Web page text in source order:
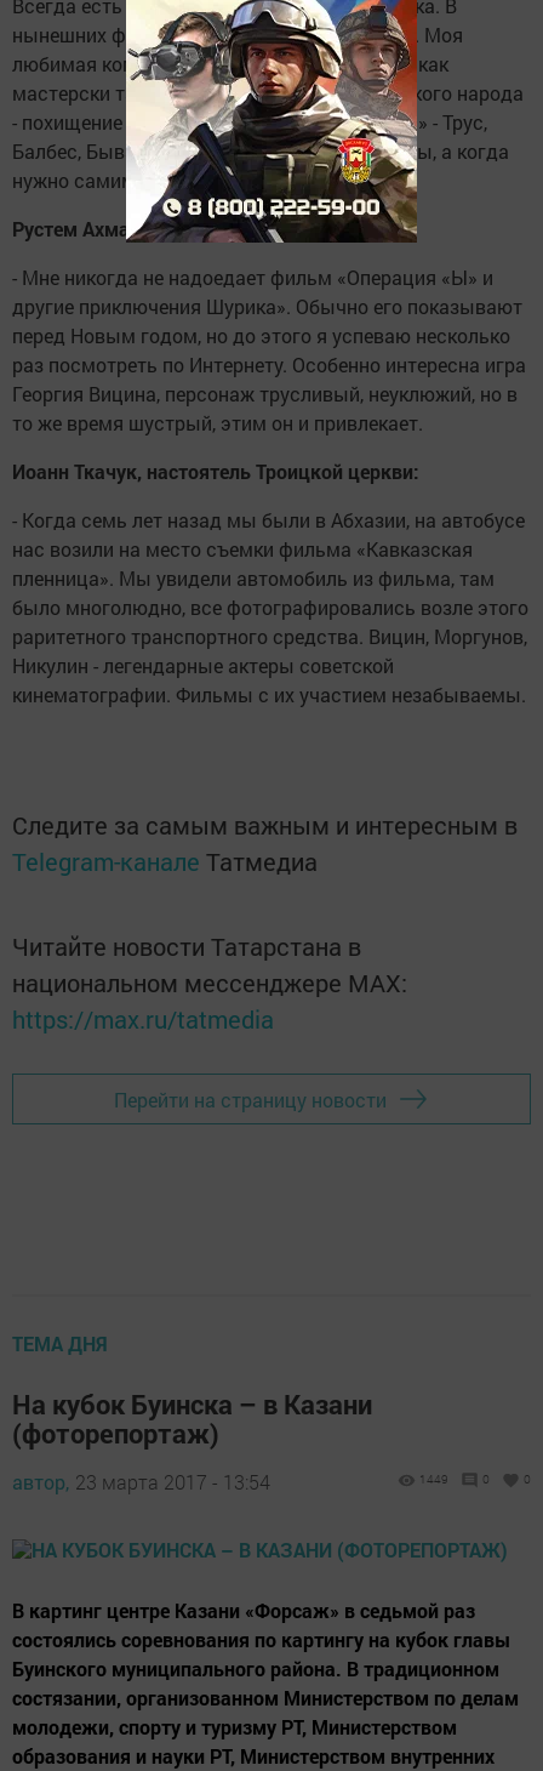
Всегда есть завязка, кульминация и развязка. В
нынешних фильмах такого практически нет. Моя
любимая комедия «Кавказская пленница» - как
мастерски там передана традиция кавказского народа
- похищение невесты. А знаменитая «тройка» - Трус,
Балбес, Бывалый - настолько, кажется, глупы, а когда
нужно самим, голова у них ох как работает.
Рустем Ахмадуллин, тележурналист:
- Мне никогда не надоедает фильм «Операция «Ы» и
другие приключения Шурика». Обычно его показывают
перед Новым годом, но до этого я успеваю несколько
раз посмотреть по Интернету. Особенно интересна игра
Георгия Вицина, персонаж трусливый, неуклюжий, но в
то же время шустрый, этим он и привлекает.
Иоанн Ткачук, настоятель Троицкой церкви:
- Когда семь лет назад мы были в Абхазии, на автобусе
нас возили на место съемки фильма «Кавказская
пленница». Мы увидели автомобиль из фильма, там
было многолюдно, все фотографировались возле этого
раритетного транспортного средства. Вицин, Моргунов,
Никулин - легендарные актеры советской
кинематографии. Фильмы с их участием незабываемы.
Следите за самым важным и интересным в
Telegram-канале Татмедиа
Читайте новости Татарстана в
национальном мессенджере MАХ:
https://max.ru/tatmedia
Перейти на страницу новости
ТЕМА ДНЯ
На кубок Буинска – в Казани
(фоторепортаж)
автор, 23 марта 2017 - 13:54 1449 0 0
В картинг центре Казани «Форсаж» в седьмой раз
состоялись соревнования по картингу на кубок главы
Буинского муниципального района. В традиционном
состязании, организованном Министерством по делам
молодежи, спорту и туризму РТ, Министерством
образования и науки РТ, Министерством внутренних